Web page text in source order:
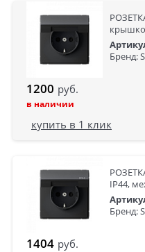
Бренд:
1200 руб.
в наличии
купить в 1 клик
IP44,
Бренд:
1404 руб.